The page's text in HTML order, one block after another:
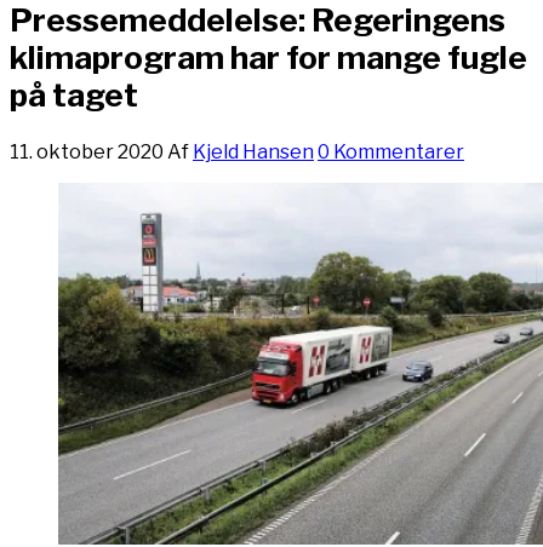
Pressemeddelelse: Regeringens
klimaprogram har for mange fugle
på taget
11. oktober 2020 Af Kjeld Hansen0 Kommentarer